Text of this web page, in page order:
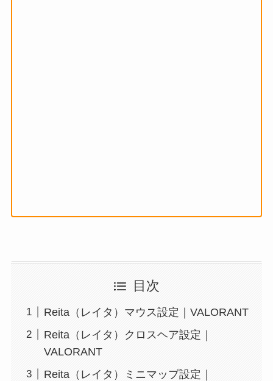
目次
Reita（レイタ）マウス設定｜VALORANT
Reita（レイタ）クロスヘア設定｜
VALORANT
Reita（レイタ）ミニマップ設定｜